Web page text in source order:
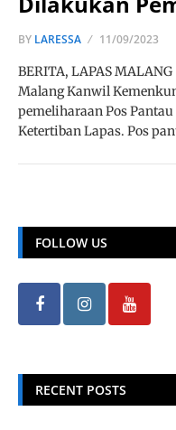
BY LARESSA 11/09/2023
BERITA, LAPAS
Malang Kanwil
pemeliharaan Pos
Ketertiban Lapas. Pos
FOLLOW US
RECENT POSTS